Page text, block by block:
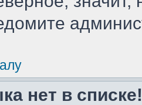
нет в списке!